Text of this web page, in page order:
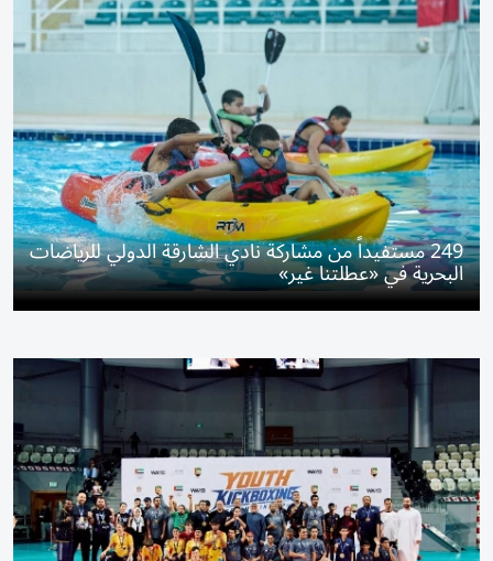
249 مستفيداً من مشاركة نادي الشارقة الدولي للرياضات
البحرية في «عطلتنا غير»